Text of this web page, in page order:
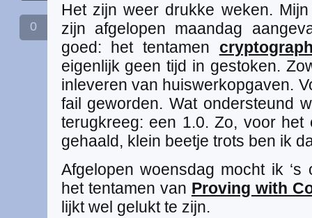
0
Het zijn weer drukke weken.
zijn afgelopen maandag
goed: het tentamen
eigenlijk geen tijd in gestoken.
inleveren van huiswerkopgaven.
fail geworden. Wat ondersteund
terugkreeg: een 1.0. Zo, voor
gehaald, klein beetje trots ben ik
Afgelopen woensdag mocht ik
het tentamen van Proving with
lijkt wel gelukt te zijn.